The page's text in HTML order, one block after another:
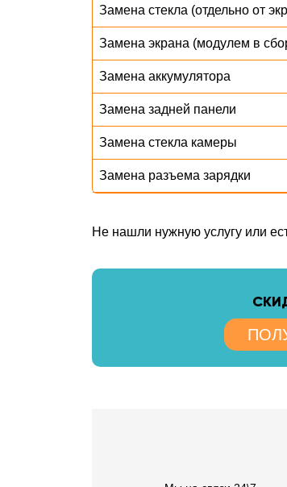
Замена стекла (отдельно от
Замена экрана (модулем в
Замена аккумулятора
Замена задней панели
Замена стекла камеры
Замена разъема зарядки
Не нашли нужную услугу или